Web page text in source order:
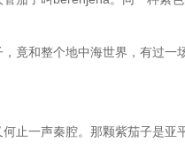
竟和整个地中海世界，有过
止一声秦腔。那颗紫茄子是